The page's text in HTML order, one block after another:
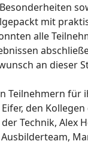
mit
alle
an dieser
Teilnehmern für
den Kollegen
Technik, Alex